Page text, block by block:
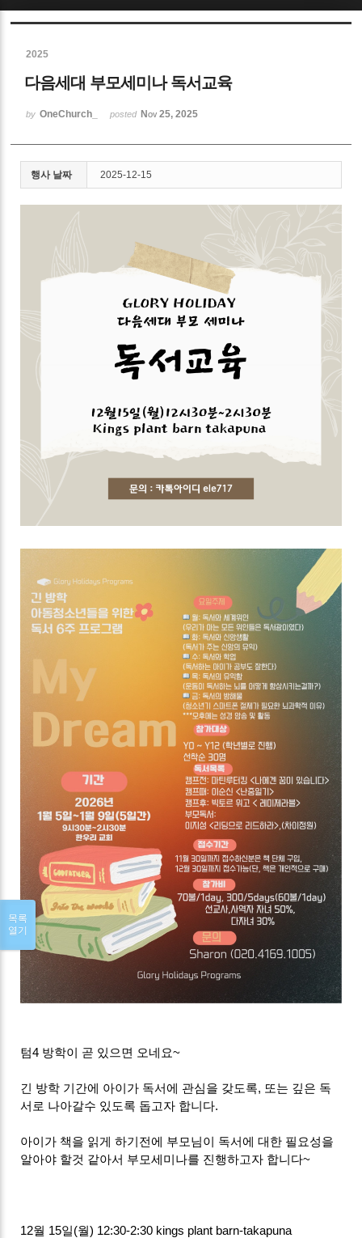
2025
다음세대 부모세미나 독서교육
by OneChurch_ posted Nov 25, 2025
행사 날짜 2025-12-15
텀4 방학이 곧 있으면 오네요~
긴 방학 기간에 아이가 독서에 관심을 갖도록, 또는 깊은 독
서로 나아갈수 있도록 돕고자 합니다.
아이가 책을 읽게 하기전에 부모님이 독서에 대한 필요성을
알아야 할것 같아서 부모세미나를 진행하고자 합니다~
12월 15일(월) 12:30-2:30 kings plant barn-takapuna
목록
열기
Sketchbook5, 스케치북5
Sketchbook5, 스케치북5